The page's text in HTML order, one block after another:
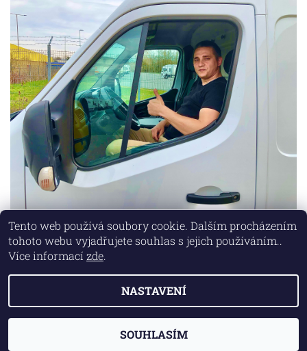
Lokality Marketing zajišťuje společnost X-VISION
2026 © AUTO MD, všechna práva vyhrazena
Vytvořil Shoptet
Tento web používá soubory cookie. Dalším procházením
tohoto webu vyjadřujete souhlas s jejich používáním..
Více informací zde.
NASTAVENÍ
SOUHLASÍM